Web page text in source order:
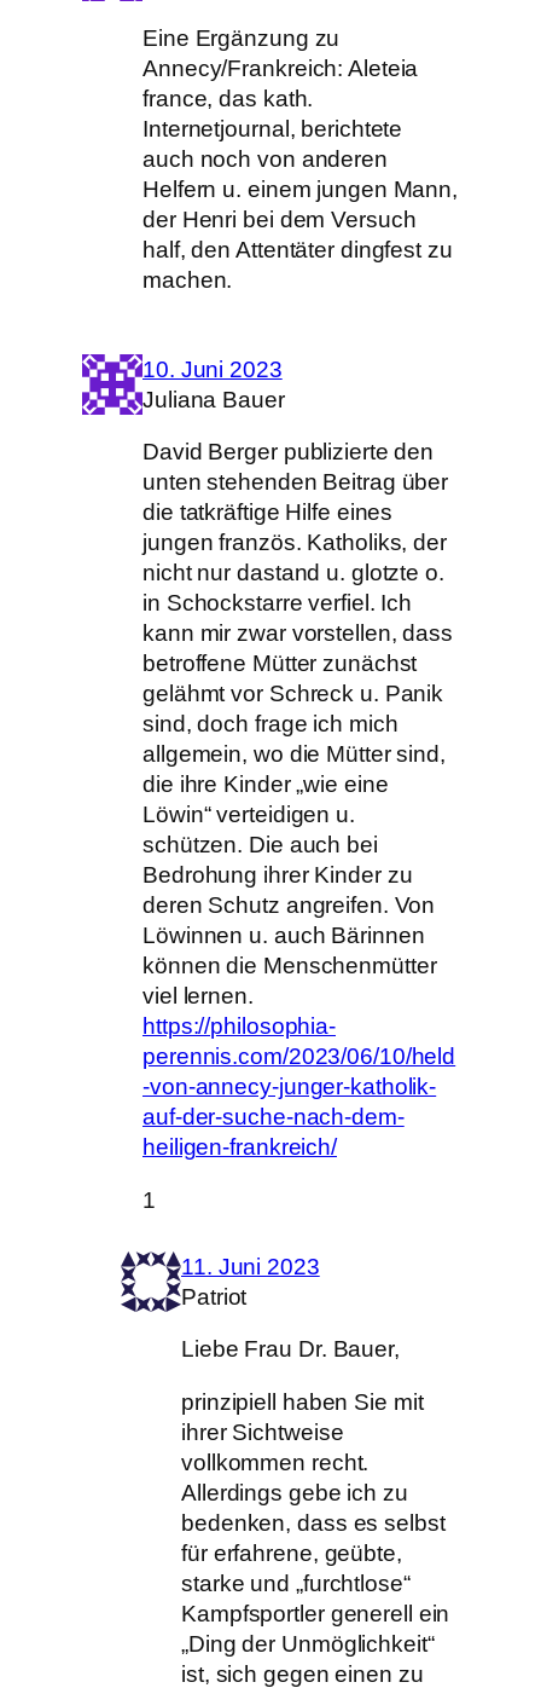
Eine Ergänzung zu
Annecy/Frankreich: Aleteia
france, das kath.
Internetjournal, berichtete
auch noch von anderen
Helfern u. einem jungen Mann,
der Henri bei dem Versuch
half, den Attentäter dingfest zu
machen.
10. Juni 2023
Juliana Bauer
David Berger publizierte den
unten stehenden Beitrag über
die tatkräftige Hilfe eines
jungen französ. Katholiks, der
nicht nur dastand u. glotzte o.
in Schockstarre verfiel. Ich
kann mir zwar vorstellen, dass
betroffene Mütter zunächst
gelähmt vor Schreck u. Panik
sind, doch frage ich mich
allgemein, wo die Mütter sind,
die ihre Kinder „wie eine
Löwin“ verteidigen u.
schützen. Die auch bei
Bedrohung ihrer Kinder zu
deren Schutz angreifen. Von
Löwinnen u. auch Bärinnen
können die Menschenmütter
viel lernen.
https://philosophia-
perennis.com/2023/06/10/held
-von-annecy-junger-katholik-
auf-der-suche-nach-dem-
heiligen-frankreich/
1
11. Juni 2023
Patriot
Liebe Frau Dr. Bauer,
prinzipiell haben Sie mit
ihrer Sichtweise
vollkommen recht.
Allerdings gebe ich zu
bedenken, dass es selbst
für erfahrene, geübte,
starke und „furchtlose“
Kampfsportler generell ein
„Ding der Unmöglichkeit“
ist, sich gegen einen zu